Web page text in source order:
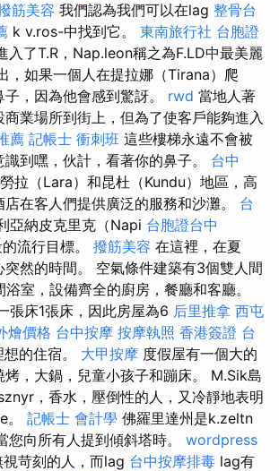
筋美容 我們認為我們可以在lag 整骨台
k v.ros-中找到它。 東南旅行社 台胞證
入了T.R，Nap.leon稱之為F.LD中最美麗
，如果一個人在提拉娜（Tirana）爬
，因為他會感到驚訝。 rwd 當地人著
業場所到街上，但為了使客戶能夠進入
薦 記帳士 衝刺班 這些樓梯永遠不會被
到嘿，伙計，看著你的鼻子。 台中
拉（Lara）和昆杜（Kundu）地區，高
在客人們提供廣泛的服務和沙灘。 台
亞納皮克里克（Napi 台胞證台中
流行目標。 撥筋美容 在這裡，在夏
然的時間。 空氣條件建築有3個雙人間
室，設備齊全的廚房，餐廳和客廳。
張床1張床，因此房屋為6 后里推拿 西屯
燴價格 台中按摩 按摩執照 香港簽證 台
的住宿。 大甲按摩 度假屋有一個大的
，大鍋，兒童小孩子和蹦床。 M.Sik島
，香水，壓倒性的人，又冷靜地表明
。 記帳士 會計學 佛羅里達州是k.zeltn
您向所有人提到傾斜塔時。 wordpress
苛刻的人，而lag 台中按摩排毒 lag有